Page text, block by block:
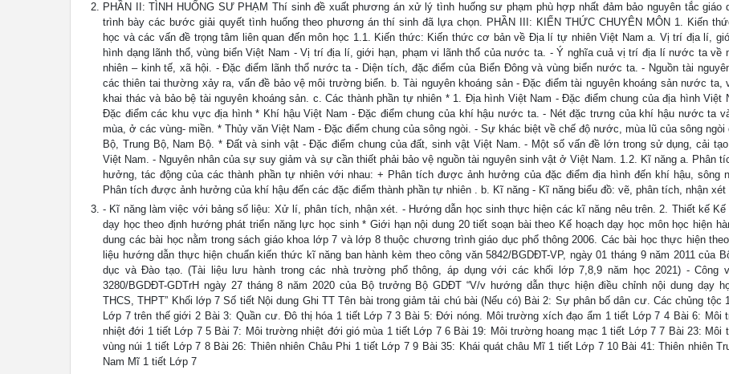
PHẦN II: TÌNH HUỐNG SƯ PHẠM Thí sinh đề xuất phương án xử lý tình huống sư phạm phù hợp nhất đảm bảo nguyên tắc giáo
trình bày các bước giải quyết tình huống theo phương án thí sinh đã lựa chọn. PHẦN III: KIẾN THỨC CHUYÊN MÔN 1. Kiến
học và các vấn đề trọng tâm liên quan đến môn học 1.1. Kiến thức: Kiến thức cơ bản về Địa lí tự nhiên Việt Nam a. Vị trí địa lí,
hình dạng lãnh thổ, vùng biển Việt Nam - Vị trí địa lí, giới hạn, phạm vi lãnh thổ của nước ta. - Ý nghĩa cuả vị trí địa lí nước ta về
nhiên – kinh tế, xã hội. - Đặc điểm lãnh thổ nước ta - Diện tích, đặc điểm của Biển Đông và vùng biển nước ta. - Nguồn tài
các thiên tai thường xảy ra, vấn đề bảo vệ môi trường biển. b. Tài nguyên khoáng sản - Đặc điểm tài nguyên khoáng sản nước ta,
khai thác và bảo bệ tài nguyên khoáng sản. c. Các thành phần tự nhiên * 1. Địa hình Việt Nam - Đặc điểm chung của địa hình Việt
Đặc điểm các khu vực địa hình * Khí hậu Việt Nam - Đặc điểm chung của khí hậu nước ta. - Nét đặc trưng của khí hậu nước ta
mùa, ở các vùng- miền. * Thủy văn Việt Nam - Đặc điểm chung của sông ngòi. - Sự khác biệt về chế độ nước, mùa lũ của sông ngòi
Bộ, Trung Bộ, Nam Bộ. * Đất và sinh vật - Đặc điểm chung của đất, sinh vật Việt Nam. - Một số vấn đề lớn trong sử dụng, cải
Việt Nam. - Nguyên nhân của sự suy giảm và sự cần thiết phải bảo vệ nguồn tài nguyên sinh vật ở Việt Nam. 1.2. Kĩ năng a. Phân
hưởng, tác động của các thành phần tự nhiên với nhau: + Phân tích được ảnh hưởng của đặc điểm địa hình đến khí hậu, sông
Phân tích được ảnh hưởng của khí hậu đến các đặc điểm thành phần tự nhiên . b. Kĩ năng - Kĩ năng biểu đồ: vẽ, phân tích, nhận xét
- Kĩ năng làm việc với bảng số liệu: Xử lí, phân tích, nhận xét. - Hướng dẫn học sinh thực hiện các kĩ năng nêu trên. 2. Thiết kế Kế
dạy học theo định hướng phát triển năng lực học sinh * Giới hạn nội dung 20 tiết soạn bài theo Kế hoạch dạy học môn học hiện
dung các bài học nằm trong sách giáo khoa lớp 7 và lớp 8 thuộc chương trình giáo dục phổ thông 2006. Các bài học thực hiện
liệu hướng dẫn thực hiện chuẩn kiến thức kĩ năng ban hành kèm theo công văn 5842/BGDĐT-VP, ngày 01 tháng 9 năm 2011 của
dục và Đào tạo. (Tài liệu lưu hành trong các nhà trường phổ thông, áp dụng với các khối lớp 7,8,9 năm học 2021) - Công
3280/BGDĐT-GDTrH ngày 27 tháng 8 năm 2020 của Bộ trưởng Bộ GDĐT “V/v hướng dẫn thực hiện điều chỉnh nội dung dạy
THCS, THPT” Khối lớp 7 Số tiết Nội dung Ghi TT Tên bài trong giảm tải chú bài (Nếu có) Bài 2: Sự phân bố dân cư. Các chủng tộc
Lớp 7 trên thế giới 2 Bài 3: Quần cư. Đô thị hóa 1 tiết Lớp 7 3 Bài 5: Đới nóng. Môi trường xích đạo ẩm 1 tiết Lớp 7 4 Bài 6: Môi
nhiệt đới 1 tiết Lớp 7 5 Bài 7: Môi trường nhiệt đới gió mùa 1 tiết Lớp 7 6 Bài 19: Môi trường hoang mạc 1 tiết Lớp 7 7 Bài 23: Môi
vùng núi 1 tiết Lớp 7 8 Bài 26: Thiên nhiên Châu Phi 1 tiết Lớp 7 9 Bài 35: Khái quát châu Mĩ 1 tiết Lớp 7 10 Bài 41: Thiên nhiên
Nam Mĩ 1 tiết Lớp 7